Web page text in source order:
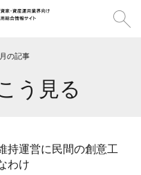
の記事
う見る
持運営に民間の創意工
わけ